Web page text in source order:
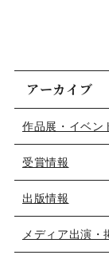
アーカイブ
作品展・イベン
受賞情報
出版情報
メディア出演・